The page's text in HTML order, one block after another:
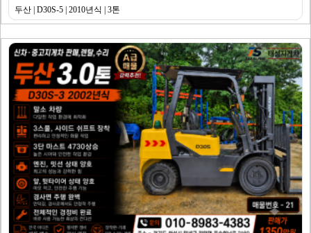
두산 | D30S-5 | 2010년식 | 3톤